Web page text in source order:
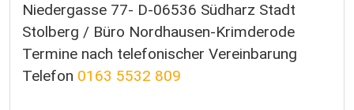
Niedergasse 77- D-06536 Südharz Stadt
Stolberg / Büro Nordhausen-Krimderode
Termine nach telefonischer Vereinbarung
Telefon 0163 5532 809